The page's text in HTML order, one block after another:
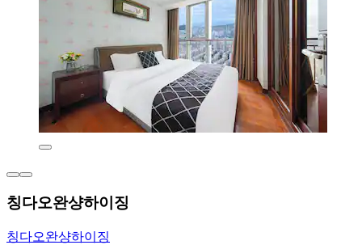
칭다오완샹하이징
칭다오완샹하이징